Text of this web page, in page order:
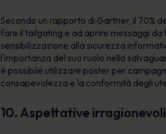
Secondo un rapporto di Gartner, il 70%
fare il tailgating e ad aprire messaggi
sensibilizzazione alla sicurezza
l’importanza del suo ruolo nella
è possibile utilizzare poster per
consapevolezza e la conformità degli
10. Aspettative irragionevoli